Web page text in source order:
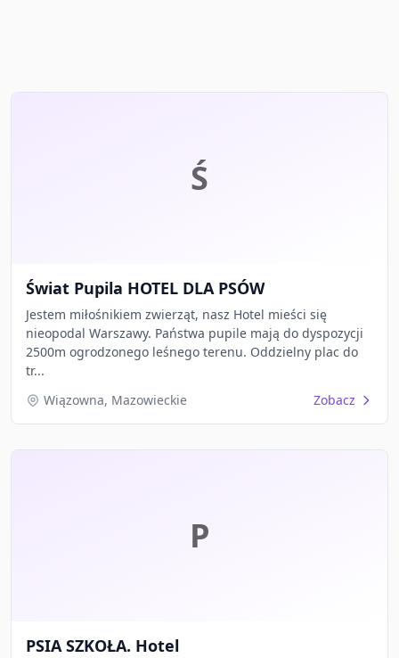
Ś
Świat Pupila HOTEL DLA PSÓW
Jestem miłośnikiem zwierząt, nasz Hotel mieści się
nieopodal Warszawy. Państwa pupile mają do dyspozycji
2500m ogrodzonego leśnego terenu. Oddzielny plac do
tr...
Wiązowna, Mazowieckie
Zobacz
P
PSIA SZKOŁA. Hotel